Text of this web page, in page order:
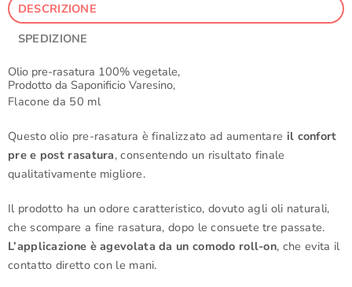
DESCRIZIONE
SPEDIZIONE
Olio pre-rasatura 100% vegetale,
Prodotto da Saponificio Varesino,
Flacone da 50 ml
Questo olio pre-rasatura è finalizzato ad aumentare il confort
pre e post rasatura, consentendo un risultato finale
qualitativamente migliore.
Il prodotto ha un odore caratteristico, dovuto agli oli naturali,
che scompare a fine rasatura, dopo le consuete tre passate.
L’applicazione è agevolata da un comodo roll-on, che evita il
contatto diretto con le mani.